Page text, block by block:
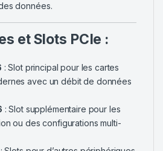
données.
et Slots PCIe :
: Slot principal pour les cartes
avec un débit de données
: Slot supplémentaire pour les
ou des configurations multi-